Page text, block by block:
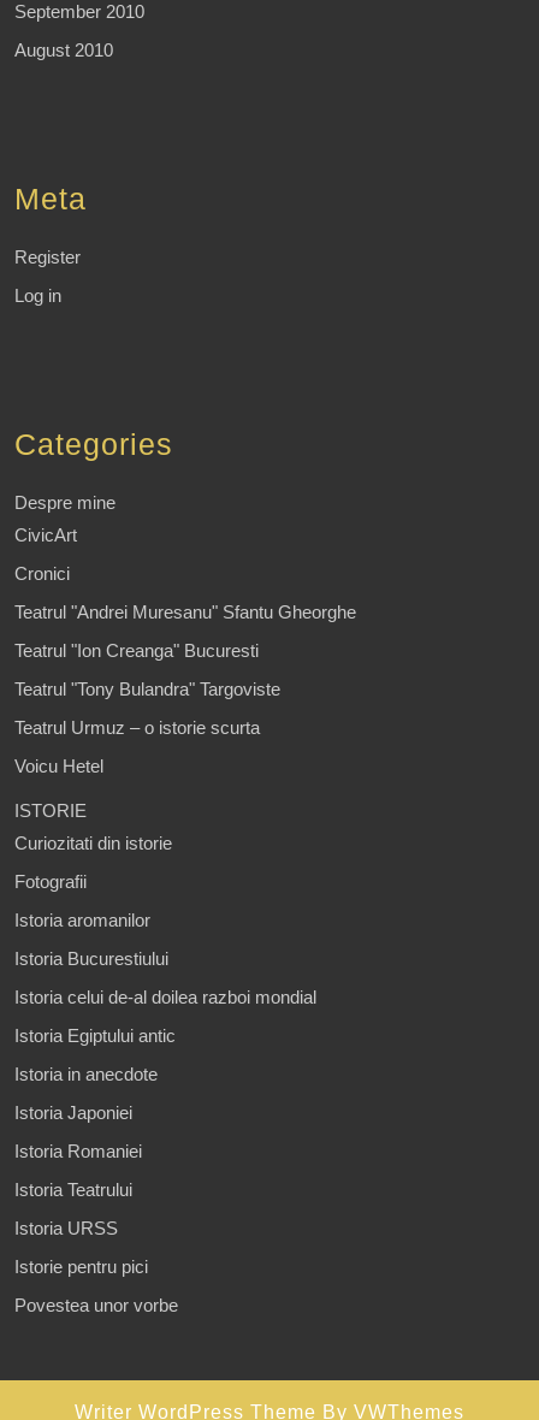
September 2010
August 2010
Meta
Register
Log in
Categories
Despre mine
CivicArt
Cronici
Teatrul "Andrei Muresanu" Sfantu Gheorghe
Teatrul "Ion Creanga" Bucuresti
Teatrul "Tony Bulandra" Targoviste
Teatrul Urmuz – o istorie scurta
Voicu Hetel
ISTORIE
Curiozitati din istorie
Fotografii
Istoria aromanilor
Istoria Bucurestiului
Istoria celui de-al doilea razboi mondial
Istoria Egiptului antic
Istoria in anecdote
Istoria Japoniei
Istoria Romaniei
Istoria Teatrului
Istoria URSS
Istorie pentru pici
Povestea unor vorbe
Writer WordPress Theme By VWThemes